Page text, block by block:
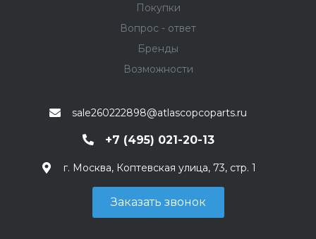
Покупки
Вопрос - ответ
Бренды
Возможности
sale260222898@atlascopcoparts.ru
+7 (495) 021-20-13
г. Москва, Коптевская улица, 73, стр. 1
Заказать звонок